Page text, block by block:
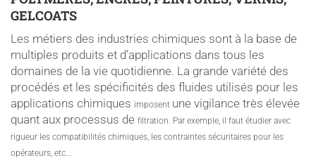
GELCOATS
Les métiers des industries chimiques sont à la base de
multiples produits et d’applications dans tous les
domaines de la vie quotidienne. La grande variété des
procédés et les spécificités des fluides utilisés pour les
applications chimiques imposent une vigilance très élevée
quant aux processus de filtration. Par exemple, il faut étudier avec
rigueur les compatibilités chimiques, les contraintes sécuritaires pour les
opérateurs, etc...